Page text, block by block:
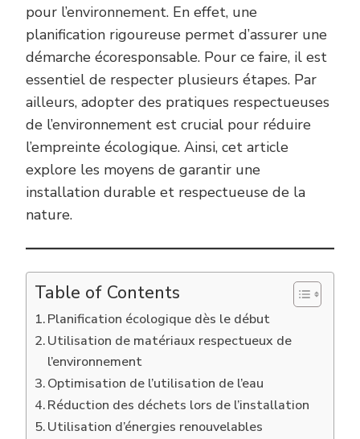
pour l’environnement. En effet, une
planification rigoureuse permet d’assurer une
démarche écoresponsable. Pour ce faire, il est
essentiel de respecter plusieurs étapes. Par
ailleurs, adopter des pratiques respectueuses
de l’environnement est crucial pour réduire
l’empreinte écologique. Ainsi, cet article
explore les moyens de garantir une
installation durable et respectueuse de la
nature.
Table of Contents
Planification écologique dès le début
Utilisation de matériaux respectueux de
l’environnement
Optimisation de l’utilisation de l’eau
Réduction des déchets lors de l’installation
Utilisation d’énergies renouvelables